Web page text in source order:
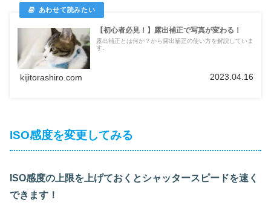
【初心者必見！】露出補正で写真が変わる！
露出補正とは何か？から露出補正の使い方を解説していま
す。
kijitorashiro.com 2023.04.16
ISO感度を変更してみる
ISO感度の上限を上げておくとシャッタースピードを速く
できます！